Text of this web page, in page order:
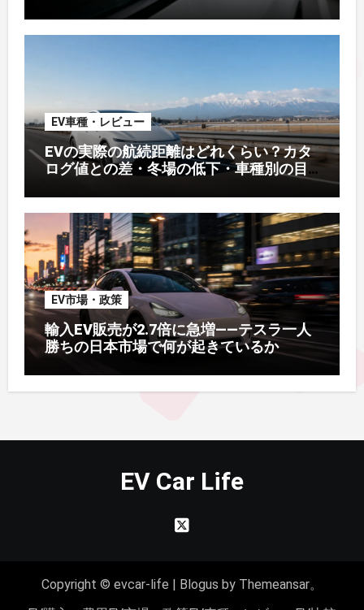
EV車種・レビュー
EVの実際の航続距離はどれくらい？カタ
ログ値との差・冬場の低下・車種別の目
EV市場・政策
輸入EV販売が2.7倍に急増——テスラ一人
勝ちの日本市場で何が起きているか
EV Car Life
Copyright © evcar-life | Blogus by Themeansar。